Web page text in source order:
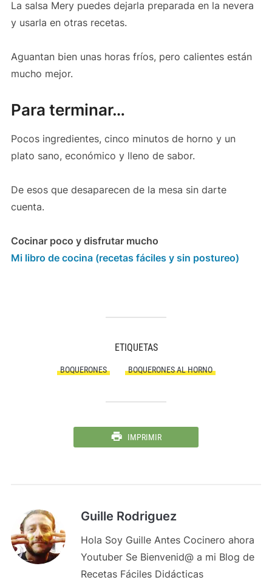
La salsa Mery puedes dejarla preparada en la nevera
y usarla en otras recetas.
Aguantan bien unas horas fríos, pero calientes están
mucho mejor.
Para terminar…
Pocos ingredientes, cinco minutos de horno y un
plato sano, económico y lleno de sabor.
De esos que desaparecen de la mesa sin darte
cuenta.
Cocinar poco y disfrutar mucho
Mi libro de cocina (recetas fáciles y sin postureo)
ETIQUETAS
BOQUERONES BOQUERONES AL HORNO
IMPRIMIR
Guille Rodriguez
Hola Soy Guille Antes Cocinero ahora
Youtuber Se Bienvenid@ a mi Blog de
Recetas Fáciles Didácticas